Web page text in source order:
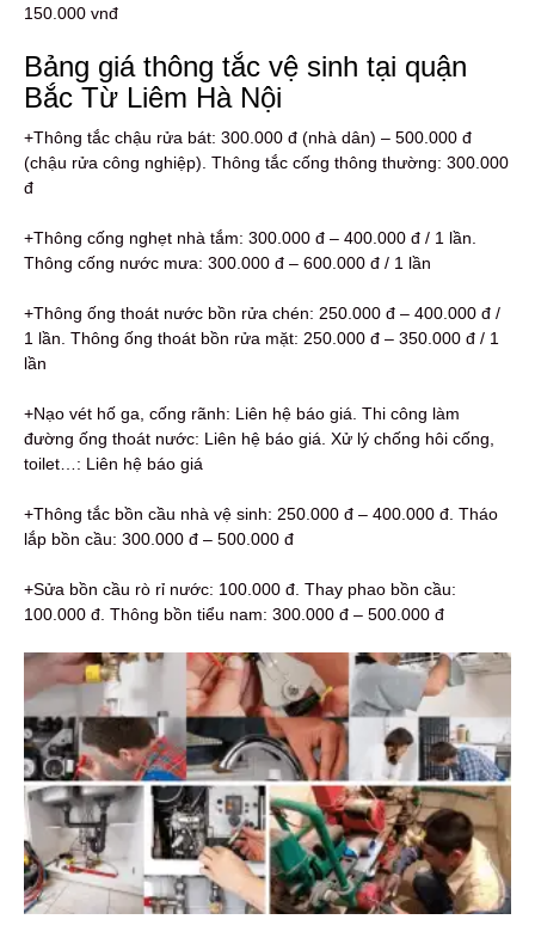
150.000 vnđ
Bảng giá thông tắc vệ sinh tại quận
Bắc Từ Liêm Hà Nội
+Thông tắc chậu rửa bát: 300.000 đ (nhà dân) – 500.000 đ
(chậu rửa công nghiệp). Thông tắc cống thông thường: 300.000
đ
+Thông cống nghẹt nhà tắm: 300.000 đ – 400.000 đ / 1 lần.
Thông cống nước mưa: 300.000 đ – 600.000 đ / 1 lần
+Thông ống thoát nước bồn rửa chén: 250.000 đ – 400.000 đ /
1 lần. Thông ống thoát bồn rửa mặt: 250.000 đ – 350.000 đ / 1
lần
+Nạo vét hố ga, cống rãnh: Liên hệ báo giá. Thi công làm
đường ống thoát nước: Liên hệ báo giá. Xử lý chống hôi cống,
toilet…: Liên hệ báo giá
+Thông tắc bồn cầu nhà vệ sinh: 250.000 đ – 400.000 đ. Tháo
lắp bồn cầu: 300.000 đ – 500.000 đ
+Sửa bồn cầu rò rỉ nước: 100.000 đ. Thay phao bồn cầu:
100.000 đ. Thông bồn tiểu nam: 300.000 đ – 500.000 đ